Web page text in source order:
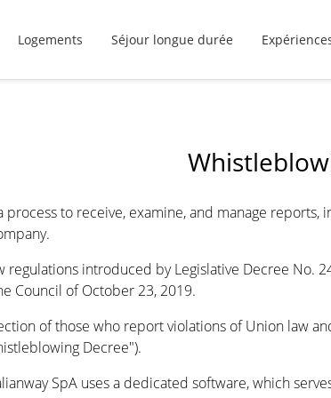
Logements Séjour longue durée
to receive, examine, and manage
regulations introduced by Legislative Decree No.
Council of October 23, 2019.
of those who report violations of Union law
Decree").
SpA uses a dedicated software, which